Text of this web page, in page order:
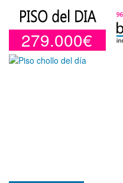
279.000€